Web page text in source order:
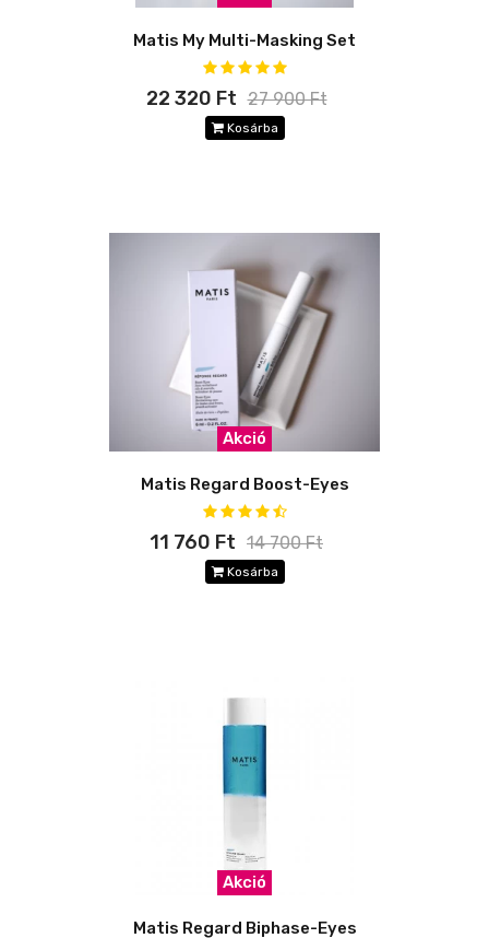
Matis My Multi-Masking Set
22 320 Ft 27 900 Ft
Kosárba
Akció
Matis Regard Boost-Eyes
11 760 Ft 14 700 Ft
Kosárba
Akció
Matis Regard Biphase-Eyes